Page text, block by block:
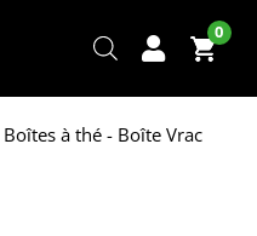

0
Boîtes à thé - Boîte Vrac